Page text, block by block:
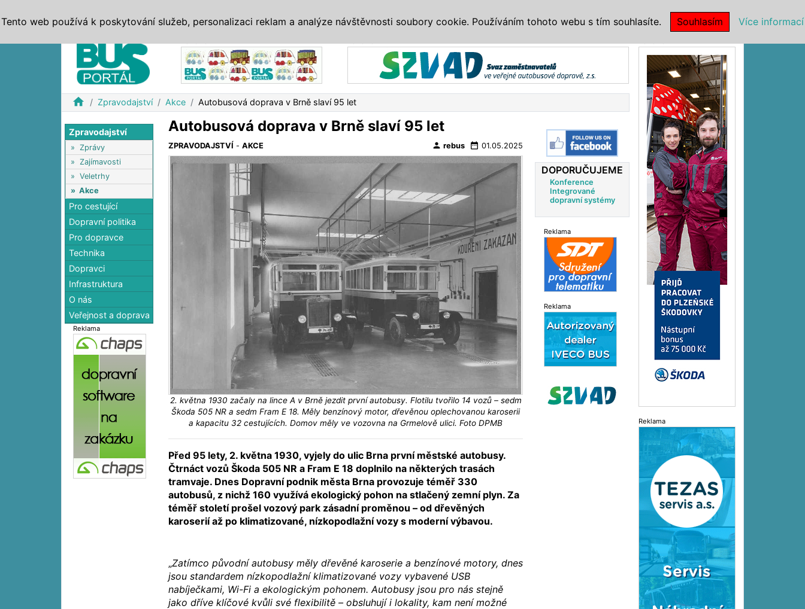
home Zpravodajství Akce Autobusová doprava v Brně slaví 95 let
Zpravodajství
» Zprávy
» Zajímavosti
» Veletrhy
» Akce
Pro cestující
Dopravní politika
Pro dopravce
Technika
Dopravci
Infrastruktura
O nás
Veřejnost a doprava
Reklama
Autobusová doprava v Brně slaví 95 let
ZPRAVODAJSTVÍ -AKCE person rebus date_range 01.05.2025
2. května 1930 začaly na lince A v Brně jezdit první autobusy. Flotilu tvořilo 14 vozů – sedm
Škoda 505 NR a sedm Fram E 18. Měly benzínový motor, dřevěnou oplechovanou karoserii
a kapacitu 32 cestujících. Domov měly ve vozovna na Grmelově ulici. Foto DPMB
Před 95 lety, 2. května 1930, vyjely do ulic Brna první městské autobusy.
Čtrnáct vozů Škoda 505 NR a Fram E 18 doplnilo na některých trasách
tramvaje. Dnes Dopravní podnik města Brna provozuje téměř 330
autobusů, z nichž 160 využívá ekologický pohon na stlačený zemní plyn. Za
téměř století prošel vozový park zásadní proměnou – od dřevěných
karoserií až po klimatizované, nízkopodlažní vozy s moderní výbavou.
„Zatímco původní autobusy měly dřevěné karoserie a benzínové motory, dnes
jsou standardem nízkopodlažní klimatizované vozy vybavené USB
nabíječkami, Wi-Fi a ekologickým pohonem. Autobusy jsou pro nás stejně
jako dříve klíčové kvůli své flexibilitě – obsluhují i lokality, kam není možné
DOPORUČUJEME
Konference
Integrované
dopravní systémy
Reklama
Reklama
Reklama
Tento web používá k poskytování služeb, personalizaci reklam a analýze návštěvnosti soubory cookie. Používáním tohoto webu s tím souhlasíte. Souhlasím Více informací